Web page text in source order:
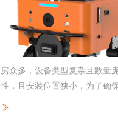
众多，设备类型复杂且数量
，且安装位置狭小，为了确
运行和维修人员每天需花费大